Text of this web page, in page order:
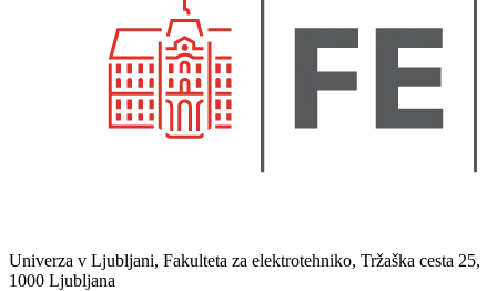
Univerza v Ljubljani, Fakulteta za elektrotehniko, Tržaška cesta 25,
1000 Ljubljana